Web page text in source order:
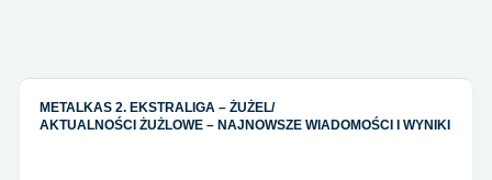
METALKAS 2. EKSTRALIGA – ŻUŻEL/
AKTUALNOŚCI ŻUŻLOWE – NAJNOWSZE WIADOMOŚCI I WYNIKI